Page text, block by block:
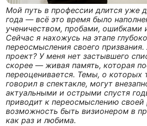
Мой путь в профессии длится уже
года — всё это время было
ученичеством, пробами, ошибками
Сейчас я нахожусь на этапе
переосмысления своего
проект? У меня нет застывшего
скорее — живая память, которая
переоценивается. Темы, о которых
говорил в спектакле, могут
актуальными и острыми спустя
приводит к переосмыслению своей
возможность быть визионером в
как раз и любима.